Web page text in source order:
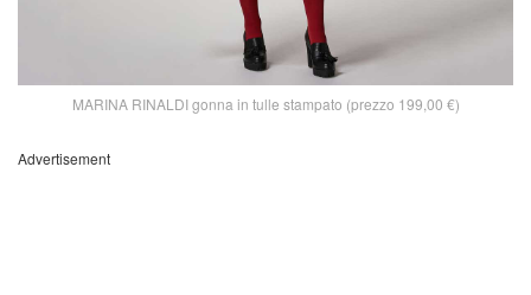
MARINA RINALDI gonna in tulle stampato (prezzo 199,00 €)
Advertisement